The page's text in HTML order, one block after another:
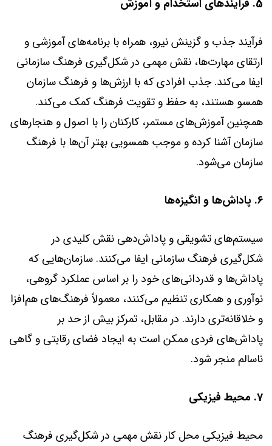
5. فرآیندهای استخدام و آموزش
فرآیند جذب و گزینش نیرو، همراه با برنامه‌های آموزشی و
ارتقای مهارت‌ها، نقش مهمی در شکل‌گیری فرهنگ سازمانی
ایفا می‌کند. جذب افرادی که با ارزش‌ها و فرهنگ سازمان
همسو هستند، به حفظ و تقویت فرهنگ کمک می‌کند.
همچنین آموزش‌های مستمر، کارکنان را با اصول و هنجارهای
سازمان آشنا کرده و موجب همسویی بهتر آن‌ها با فرهنگ
سازمان می‌شود.
6. پاداش‌ها و انگیزه‌ها
سیستم‌های تشویقی و پاداش‌دهی نقش کلیدی در
شکل‌گیری فرهنگ سازمانی ایفا می‌کنند. سازمان‌هایی که
پاداش‌ها و قدردانی‌های خود را بر اساس عملکرد گروهی،
نوآوری و همکاری تنظیم می‌کنند، معمولاً فرهنگ‌های هم‌افزا
و خلاقانه‌تری دارند. در مقابل، تمرکز بیش از حد بر
پاداش‌های فردی ممکن است به ایجاد فضای رقابتی و گاهی
ناسالم منجر شود.
7. محیط فیزیکی
محیط فیزیکی محل کار نقش مهمی در شکل‌گیری فرهنگ